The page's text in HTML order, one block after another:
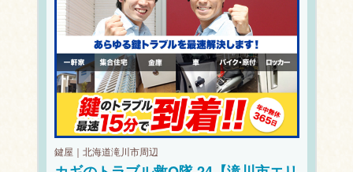
鍵屋｜北海道滝川市周辺